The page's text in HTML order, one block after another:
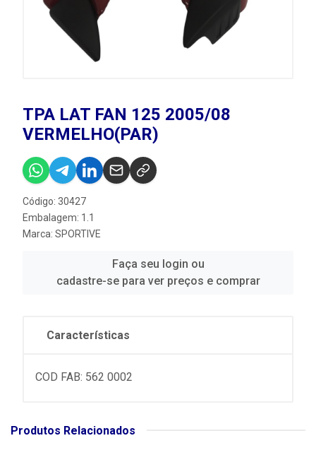
TPA LAT FAN 125 2005/08
VERMELHO(PAR)
Código: 30427
Embalagem: 1.1
Marca: SPORTIVE
Faça seu login ou
cadastre-se para ver preços e comprar
Características
COD FAB: 562 0002
Produtos Relacionados